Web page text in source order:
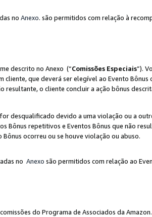
no Anexo. são permitidos com relação à
descrito no Anexo (“Comissões Especiais”).
cliente, que deverá ser elegível ao Evento
resultante, o cliente concluir a ação bônus
desqualificado devido a uma violação ou a
repetitivos e Eventos Bônus que não
ocorreu ou se houve violação ou abuso.
no Anexo são permitidos com relação ao
do Programa de Associados da